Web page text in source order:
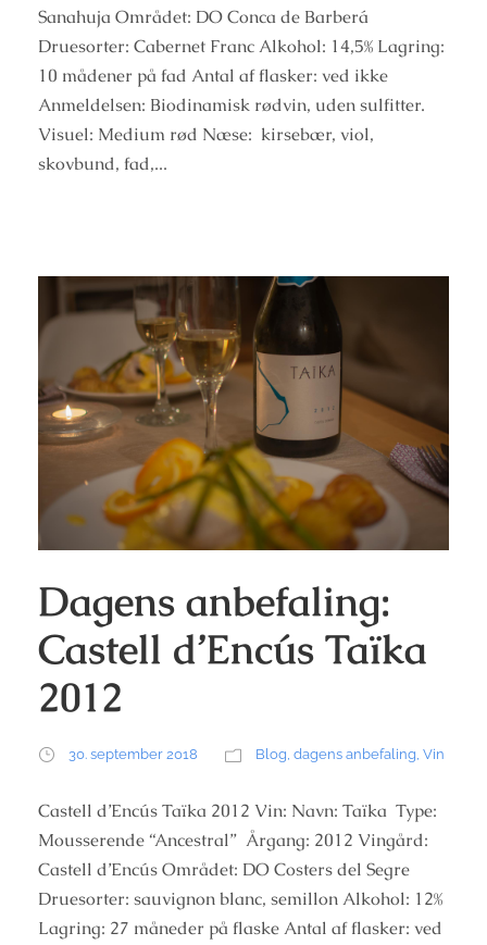
Sanahuja Området: DO Conca de Barberá
Druesorter: Cabernet Franc Alkohol: 14,5% Lagring:
10 mådener på fad Antal af flasker: ved ikke
Anmeldelsen: Biodinamisk rødvin, uden sulfitter.
Visuel: Medium rød Næse: kirsebær, viol,
skovbund, fad,...
Dagens anbefaling:
Castell d’Encús Taïka
2012
30. september 2018 Blog dagens anbefaling Vin
Castell d’Encús Taïka 2012 Vin: Navn: Taïka Type:
Mousserende “Ancestral” Årgang: 2012 Vingård:
Castell d’Encús Området: DO Costers del Segre
Druesorter: sauvignon blanc, semillon Alkohol: 12%
Lagring: 27 måneder på flaske Antal af flasker: ved